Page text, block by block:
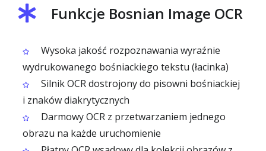
Funkcje Bosnian Image OCR
Wysoka jakość rozpoznawania wyraźnie
wydrukowanego bośniackiego tekstu (łacinka)
Silnik OCR dostrojony do pisowni bośniackiej
i znaków diakrytycznych
Darmowy OCR z przetwarzaniem jednego
obrazu na każde uruchomienie